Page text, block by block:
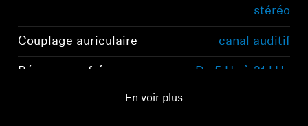
stéréo
Couplage auriculaire canal auditif
Réponse en fréquence
De 5 Hz à 21 kHz
En voir plus